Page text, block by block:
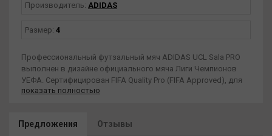
Производитель: ADIDAS
Размер: 4
Профессиональный футзальный мяч ADIDAS UCL Sala PRO
выполнен в дизайне официального мяча Лиги Чемпионов
УЕФА. Сертифицирован FIFA Quality Pro (FIFA Approved), для
проведения соревнований высшего уровня. Предназначен
вручную, камера из бутила с наполнителем для создания
показать полностью
Предложения Отзывы